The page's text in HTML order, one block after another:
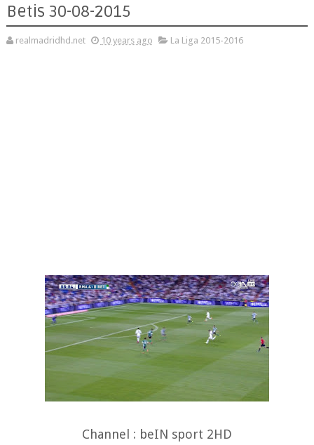
Betis 30-08-2015
realmadridhd.net 10 years ago La Liga 2015-2016
Channel : beIN sport 2HD